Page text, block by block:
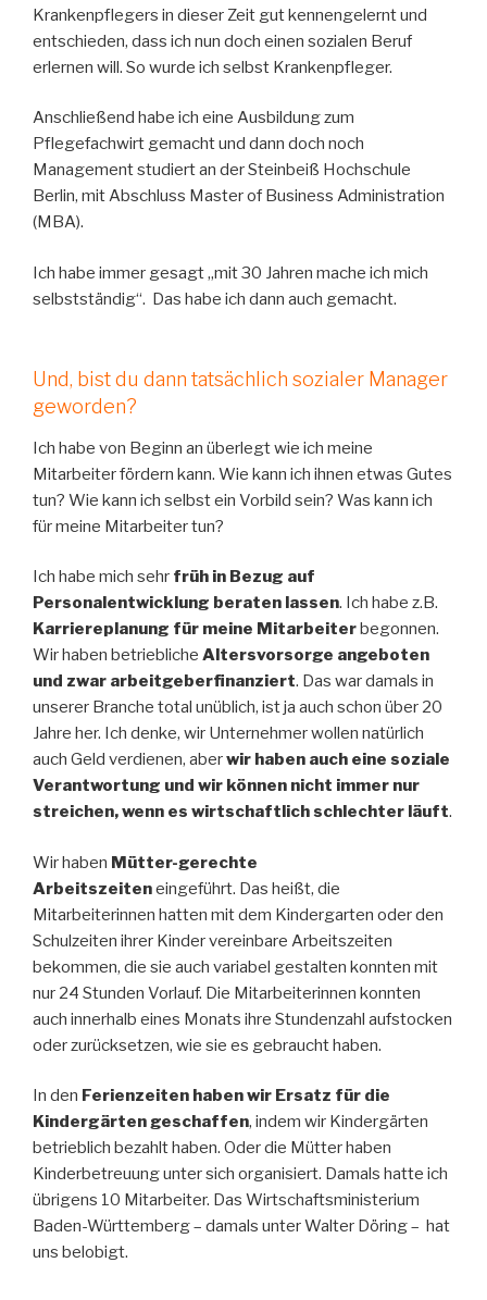
Krankenpflegers in dieser Zeit gut kennengelernt und
entschieden, dass ich nun doch einen sozialen Beruf
erlernen will. So wurde ich selbst Krankenpfleger.
Anschließend habe ich eine Ausbildung zum
Pflegefachwirt gemacht und dann doch noch
Management studiert an der Steinbeiß Hochschule
Berlin, mit Abschluss Master of Business Administration
(MBA).
Ich habe immer gesagt „mit 30 Jahren mache ich mich
selbstständig“. Das habe ich dann auch gemacht.
Und, bist du dann tatsächlich sozialer Manager
geworden?
Ich habe von Beginn an überlegt wie ich meine
Mitarbeiter fördern kann. Wie kann ich ihnen etwas Gutes
tun? Wie kann ich selbst ein Vorbild sein? Was kann ich
für meine Mitarbeiter tun?
Ich habe mich sehr früh in Bezug auf
Personalentwicklung beraten lassen. Ich habe z.B.
Karriereplanung für meine Mitarbeiterbegonnen.
Wir haben betriebliche Altersvorsorge angeboten
und zwar arbeitgeberfinanziert. Das war damals in
unserer Branche total unüblich, ist ja auch schon über 20
Jahre her. Ich denke, wir Unternehmer wollen natürlich
auch Geld verdienen, aberwir haben auch eine soziale
Verantwortung und wir können nicht immer nur
streichen, wenn es wirtschaftlich schlechter läuft.
Wir haben Mütter-gerechte
Arbeitszeiteneingeführt. Das heißt, die
Mitarbeiterinnen hatten mit dem Kindergarten oder den
Schulzeiten ihrer Kinder vereinbare Arbeitszeiten
bekommen, die sie auch variabel gestalten konnten mit
nur 24 Stunden Vorlauf. Die Mitarbeiterinnen konnten
auch innerhalb eines Monats ihre Stundenzahl aufstocken
oder zurücksetzen, wie sie es gebraucht haben.
In den Ferienzeiten haben wir Ersatz für die
Kindergärten geschaffen, indem wir Kindergärten
betrieblich bezahlt haben. Oder die Mütter haben
Kinderbetreuung unter sich organisiert. Damals hatte ich
übrigens 10 Mitarbeiter. Das Wirtschaftsministerium
Baden-Württemberg – damals unter Walter Döring – hat
uns belobigt.